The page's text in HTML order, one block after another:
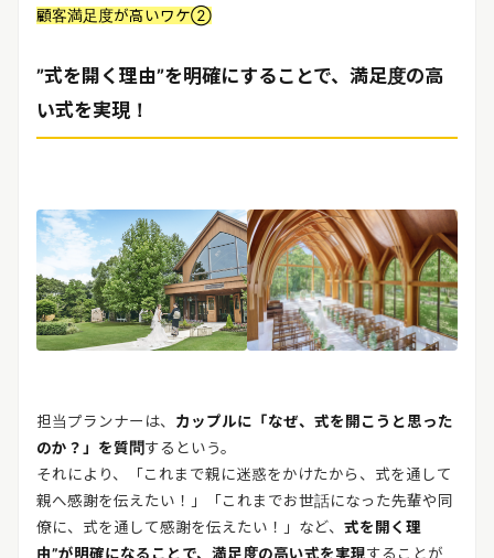
顧客満足度が高いワケ②
”式を開く理由”を明確にすることで、満足度の高
い式を実現！
担当プランナーは、 カップルに「なぜ、式を開こうと思った
のか？」を質問するという。
それにより、「これまで親に迷惑をかけたから、式を通して
親へ感謝を伝えたい！」「これまでお世話になった先輩や同
僚に、式を通して感謝を伝えたい！」など、 式を開く理
由”が明確になることで、満足度の高い式を実現することが